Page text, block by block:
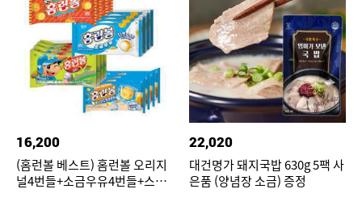
16,200
(홈런볼 베스트) 홈런볼 오리지
널4번들+소금우유4번들+스윗
22,020
대건명가 돼지국밥 630g 5팩 사
은품 (양념장 소금) 증정